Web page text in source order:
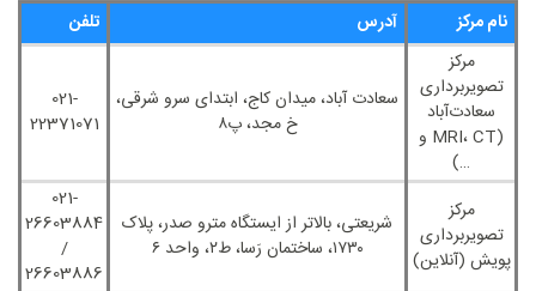
نام مرکز
آدرس
تلفن
مرکز
تصویربرداری
سعادت‌آباد
(MRI، CT و
…)
سعادت ‌آباد، میدان کاج، ابتدای سرو شرقی،
خ مجد، پ۸
021-
22371071
مرکز
تصویربرداری
پویش (آنلاین)
شریعتی، بالاتر از ایستگاه مترو صدر، پلاک
۱۷۳۰، ساختمان رَسا، ط۲، واحد ۶
021-
26603884
/
26603886